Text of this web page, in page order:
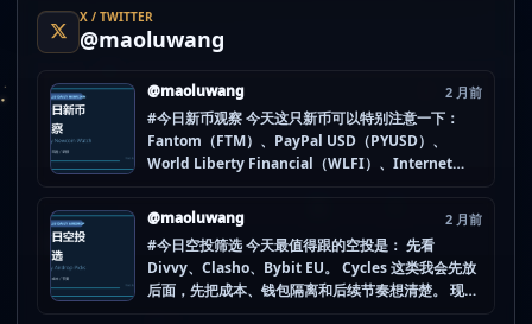
X / TWITTER
@maoluwang
@maoluwang 2 月前
#今日新币观察 今天这只新币可以特别注意一下：
Fantom（FTM）、PayPal USD（PYUSD）、
World Liberty Financial（WLFI）、Internet
而是更像“热度是不是在回流”的样本。 这种时候最怕
把...
@maoluwang 2 月前
#今日空投筛选 今天最值得跟的空投是： 先看
Divvy、Clasho、Bybit EU。 Cycles 这类我会先放
后面，先把成本、钱包隔离和后续节奏想清楚。 现在